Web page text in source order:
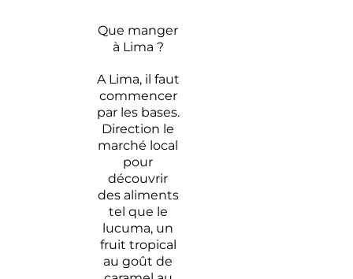
Que manger
à Lima ?
A Lima, il faut
commencer
par les bases.
Direction le
marché local
pour
découvrir
des aliments
tel que le
lucuma, un
fruit tropical
au goût de